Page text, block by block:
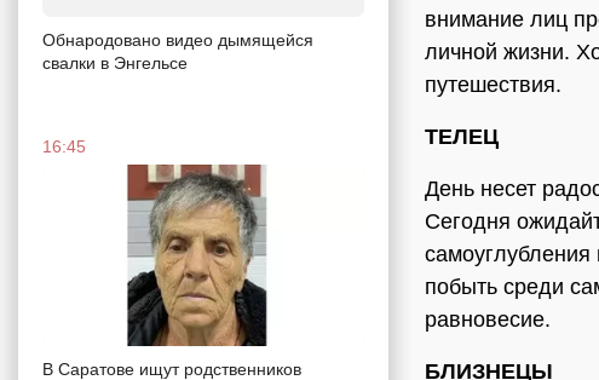
Обнародовано видео дымящейся
свалки в Энгельсе
16:45
В Саратове ищут родственников
внимание лиц
личной жизни.
путешествия.
ТЕЛЕЦ
День несет
Сегодня
побыть среди
равновесие.
БЛИЗНЕЦЫ